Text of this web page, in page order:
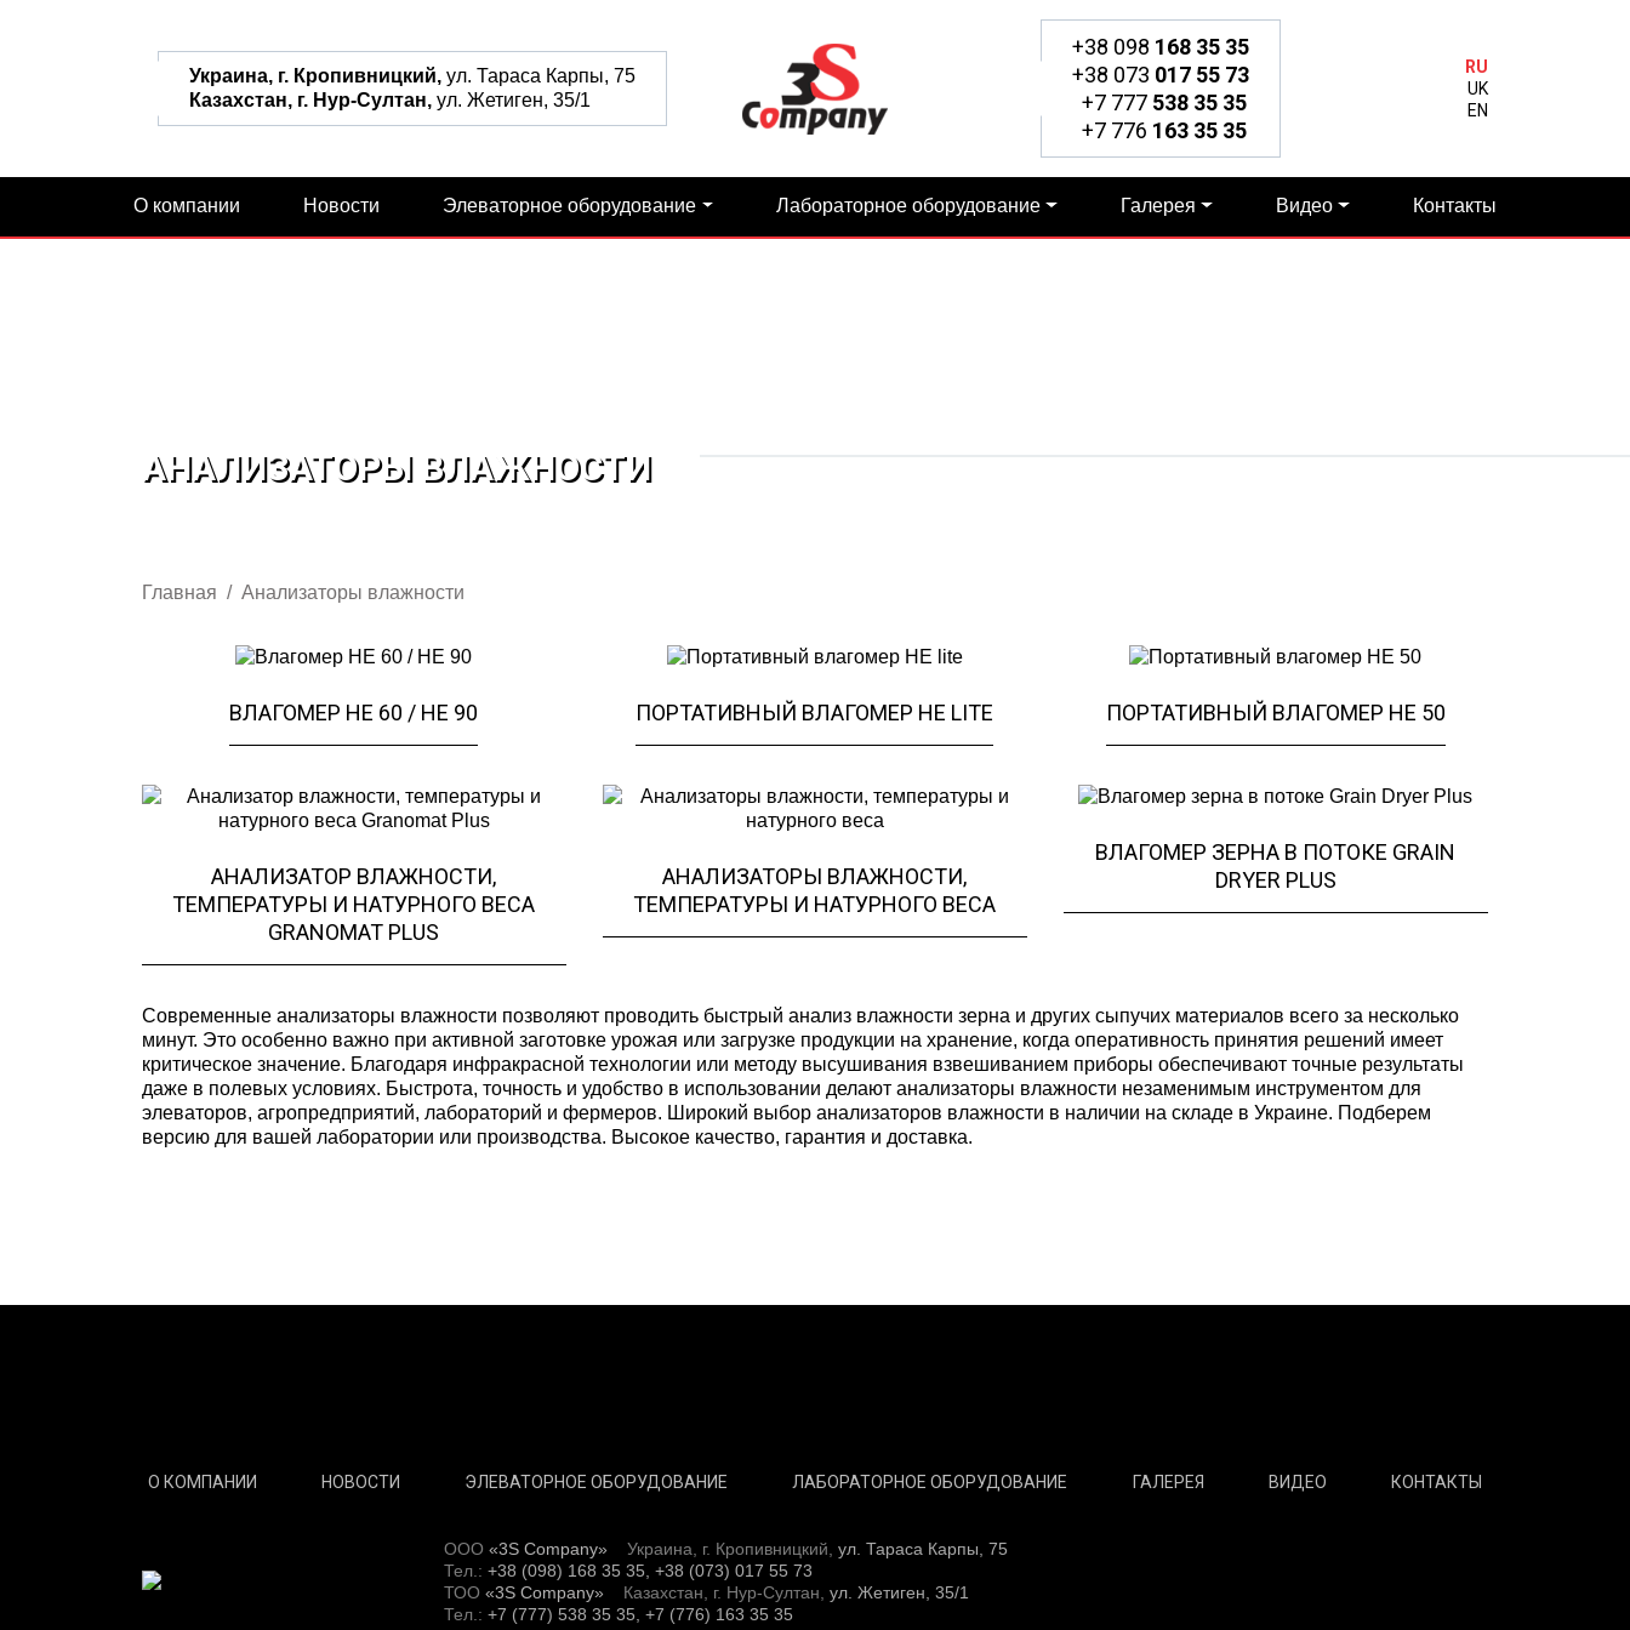
Украина, г. Кропивницкий,ул. Тараса Карпы, 75
Казахстан, г. Нур-Султан,ул. Жетиген, 35/1
+38 098 168 35 35
+38 073 017 55 73
+7 777 538 35 35
+7 776 163 35 35
RU
UK
EN
О компании Новости Элеваторное оборудование Лабораторное оборудование Галерея Видео Контакты
АНАЛИЗАТОРЫ ВЛАЖНОСТИ
Главная Анализаторы влажности
ВЛАГОМЕР НЕ 60 / НЕ 90 ПОРТАТИВНЫЙ ВЛАГОМЕР НЕ LITE ПОРТАТИВНЫЙ ВЛАГОМЕР НЕ 50
АНАЛИЗАТОР ВЛАЖНОСТИ,
ТЕМПЕРАТУРЫ И НАТУРНОГО ВЕСА
GRANOMAT PLUS
АНАЛИЗАТОРЫ ВЛАЖНОСТИ,
ТЕМПЕРАТУРЫ И НАТУРНОГО ВЕСА
ВЛАГОМЕР ЗЕРНА В ПОТОКЕ GRAIN
DRYER PLUS
Современные анализаторы влажности позволяют проводить быстрый анализ влажности зерна и других сыпучих материалов всего за несколько
минут. Это особенно важно при активной заготовке урожая или загрузке продукции на хранение, когда оперативность принятия решений имеет
критическое значение. Благодаря инфракрасной технологии или методу высушивания взвешиванием приборы обеспечивают точные результаты
даже в полевых условиях. Быстрота, точность и удобство в использовании делают анализаторы влажности незаменимым инструментом для
элеваторов, агропредприятий, лабораторий и фермеров. Широкий выбор анализаторов влажности в наличии на складе в Украине. Подберем
версию для вашей лаборатории или производства. Высокое качество, гарантия и доставка.
О КОМПАНИИ НОВОСТИ ЭЛЕВАТОРНОЕ ОБОРУДОВАНИЕ ЛАБОРАТОРНОЕ ОБОРУДОВАНИЕ ГАЛЕРЕЯ ВИДЕО КОНТАКТЫ
ООО «3S Company» Украина, г. Кропивницкий, ул. Тараса Карпы, 75
Тел.: +38 (098) 168 35 35, +38 (073) 017 55 73
ТОО «3S Company» Казахстан, г. Нур-Султан, ул. Жетиген, 35/1
Тел.: +7 (777) 538 35 35, +7 (776) 163 35 35